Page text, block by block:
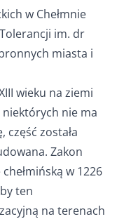
w Chełmnie
im. dr
miasta i
wieku na ziemi
niektórych nie ma
część została
Zakon
w 1226
ten
na terenach